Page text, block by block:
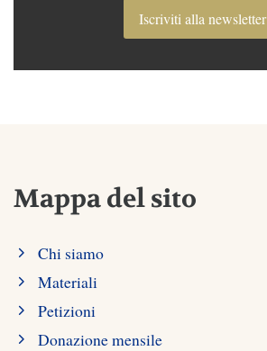
Iscriviti alla newsletter
Mappa del sito
Chi siamo
Materiali
Petizioni
Donazione mensile